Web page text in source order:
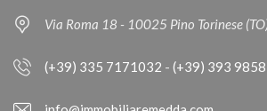
Via Roma 18 - 10025 Pino Torinese
(+39) 335 7171032 - (+39) 393